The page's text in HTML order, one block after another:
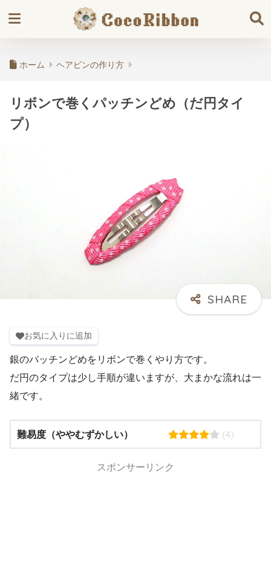
ホーム ヘアピンの作り方
リボンで巻くパッチンどめ（だ円タイ
プ）
お気に入りに追加
銀のパッチンどめをリボンで巻くやり方です。
だ円のタイプは少し手順が違いますが、大まかな流れは一
緒です。
難易度（ややむずかしい） (4)
スポンサーリンク